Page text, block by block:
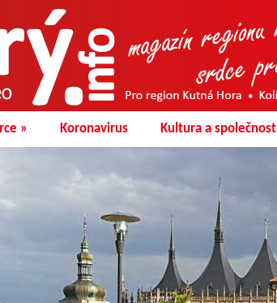
» Koronavirus Kultura a společnost